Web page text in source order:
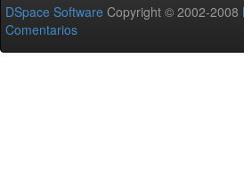
DSpace Software Copyright © 2002-2008
Comentarios